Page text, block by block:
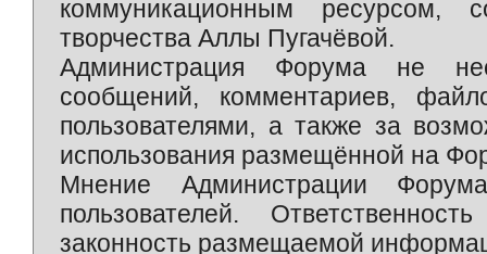
коммуникационным ресурсом,
творчества Аллы Пугачёвой.
Администрация Форума не
сообщений, комментариев,
пользователями, а также за
использования размещённой на
Мнение Администрации
пользователей.
законность размещаемой